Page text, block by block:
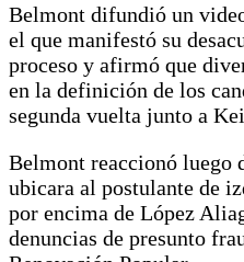
Belmont difundió un
el que manifestó su
proceso y afirmó que
en la definición de los
segunda vuelta junto a
Belmont reaccionó luego
ubicara al postulante de
por encima de López
denuncias de presunto